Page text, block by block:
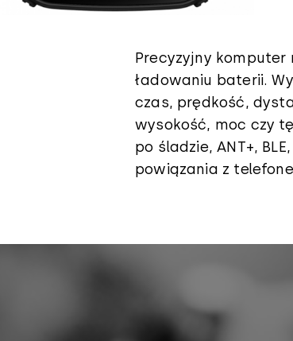
Precyzyjny komputer
ładowaniu baterii.
czas, prędkość,
wysokość, moc czy
po śladzie, ANT+,
powiązania z